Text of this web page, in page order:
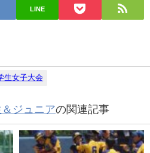
LINE
生女子大会
ジュニアの関連記事